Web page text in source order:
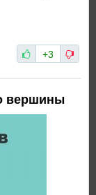
+3
вершины